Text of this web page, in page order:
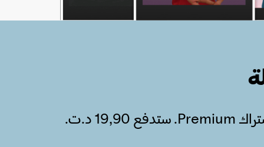
يمكن لأفراد العائلة الذين يعيشون في بيتٍ واحد الاستمتاع بما يصل إلى 6 حسابات باشتراك Premium. ستدفع ‏19,90 د.ت.‏